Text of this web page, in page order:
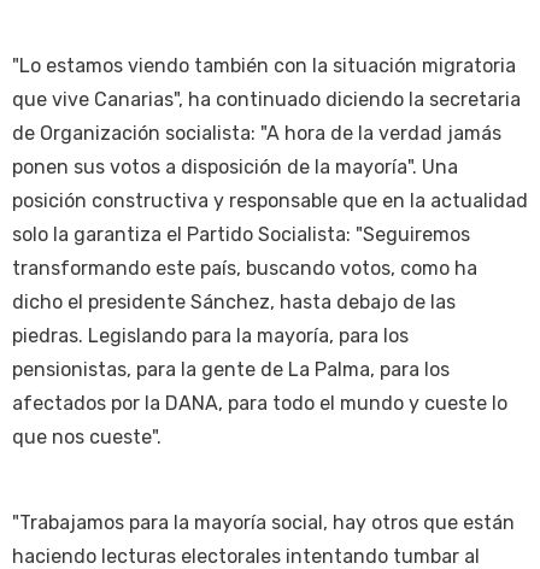
"Lo estamos viendo también con la situación migratoria
que vive Canarias", ha continuado diciendo la secretaria
de Organización socialista: "A hora de la verdad jamás
ponen sus votos a disposición de la mayoría". Una
posición constructiva y responsable que en la actualidad
solo la garantiza el Partido Socialista: "Seguiremos
transformando este país, buscando votos, como ha
dicho el presidente Sánchez, hasta debajo de las
piedras. Legislando para la mayoría, para los
pensionistas, para la gente de La Palma, para los
afectados por la DANA, para todo el mundo y cueste lo
que nos cueste".
"Trabajamos para la mayoría social, hay otros que están
haciendo lecturas electorales intentando tumbar al